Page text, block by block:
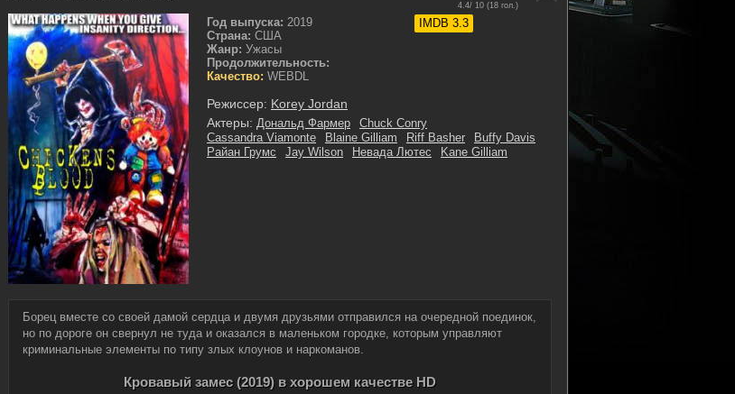
4.4/ 10 (18 гол.)
IMDB 3.3
Год выпуска: 2019
Страна: США
Жанр: Ужасы
Продолжительность:
Качество: WEBDL
Режиссер: Korey Jordan
Актеры: Дональд Фармер
Chuck Conry
Cassandra Viamonte
Blaine Gilliam Riff Basher
Buffy Davis
Райан Грумс
Jay Wilson Невада Лютес Kane Gilliam
Борец вместе со своей дамой сердца и двумя друзьями отправился на очередной поединок,
но по дороге он свернул не туда и оказался в маленьком городке, которым управляют
криминальные элементы по типу злых клоунов и наркоманов.
Кровавый замес (2019) в хорошем качестве HD